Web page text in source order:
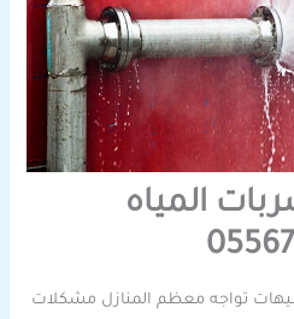
المياه
تواجه معظم المنازل مشكلات